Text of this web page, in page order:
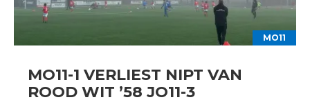
MO11
MO11-1 VERLIEST NIPT VAN
ROOD WIT ’58 JO11-3